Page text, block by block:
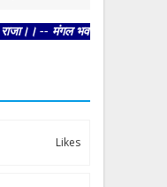
भवन अमंगल हारी। द्रवहु
Likes